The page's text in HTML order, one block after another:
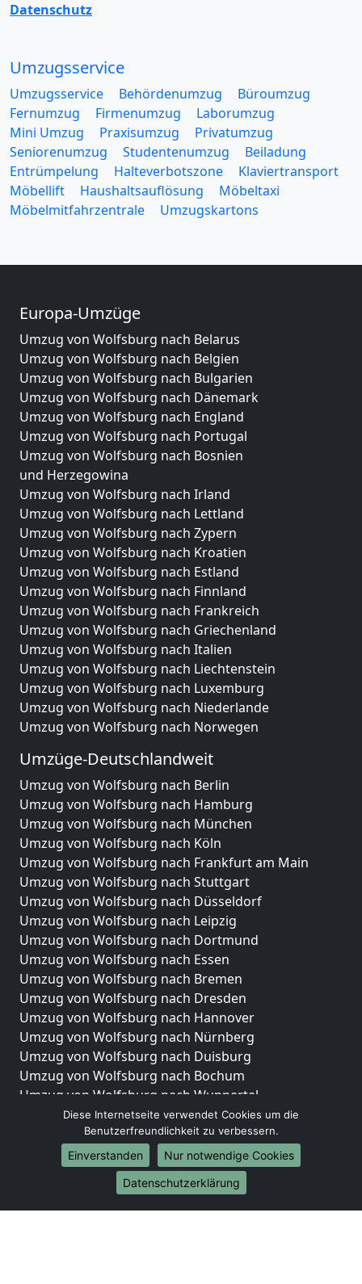
Datenschutz
Umzugsservice
Umzugsservice Behördenumzug
Büroumzug
Fernumzug
Firmenumzug
Laborumzug
Mini Umzug
Praxisumzug
Privatumzug
Seniorenumzug
Studentenumzug
Beiladung
Entrümpelung
Halteverbotszone
Klaviertransport
Möbellift
Haushaltsauflösung
Möbeltaxi
Möbelmitfahrzentrale
Umzugskartons
Europa-Umzüge
Umzug von Wolfsburg nach Belarus
Umzug von Wolfsburg nach Belgien
Umzug von Wolfsburg nach Bulgarien
Umzug von Wolfsburg nach Dänemark
Umzug von Wolfsburg nach England
Umzug von Wolfsburg nach Portugal
Umzug von Wolfsburg nach Bosnien
und Herzegowina
Umzug von Wolfsburg nach Irland
Umzug von Wolfsburg nach Lettland
Umzug von Wolfsburg nach Zypern
Umzug von Wolfsburg nach Kroatien
Umzug von Wolfsburg nach Estland
Umzug von Wolfsburg nach Finnland
Umzug von Wolfsburg nach Frankreich
Umzug von Wolfsburg nach Griechenland
Umzug von Wolfsburg nach Italien
Umzug von Wolfsburg nach Liechtenstein
Umzug von Wolfsburg nach Luxemburg
Umzug von Wolfsburg nach Niederlande
Umzug von Wolfsburg nach Norwegen
Umzüge-Deutschlandweit
Umzug von Wolfsburg nach Berlin
Umzug von Wolfsburg nach Hamburg
Umzug von Wolfsburg nach München
Umzug von Wolfsburg nach Köln
Umzug von Wolfsburg nach Frankfurt am Main
Umzug von Wolfsburg nach Stuttgart
Umzug von Wolfsburg nach Düsseldorf
Umzug von Wolfsburg nach Leipzig
Umzug von Wolfsburg nach Dortmund
Umzug von Wolfsburg nach Essen
Umzug von Wolfsburg nach Bremen
Umzug von Wolfsburg nach Dresden
Umzug von Wolfsburg nach Hannover
Umzug von Wolfsburg nach Nürnberg
Umzug von Wolfsburg nach Duisburg
Umzug von Wolfsburg nach Bochum
Umzug von Wolfsburg nach Wuppertal
Umzug von Wolfsburg nach Bielefeld
Umzug von Wolfsburg nach Bonn
Umzug von Wolfsburg nach Münster
Internationale-Umzüge
Umzug von Wolfsburg nach Brasilien
Diese Internetseite verwendet Cookies um die
Benutzerfreundlichkeit zu verbessern.
Einverstanden
Nur notwendige Cookies
Datenschutzerklärung